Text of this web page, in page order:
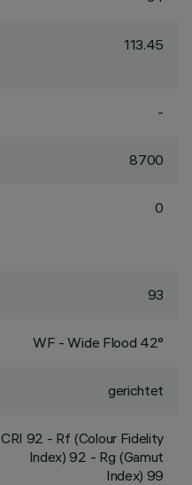
113.45
-
8700
0
93
WF - Wide Flood 42°
gerichtet
CRI 92 - Rf (Colour Fidelity
Index) 92 - Rg (Gamut
Index) 99